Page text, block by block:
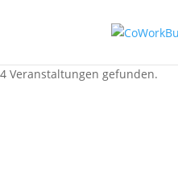
4 Veranstaltungen gefunden.